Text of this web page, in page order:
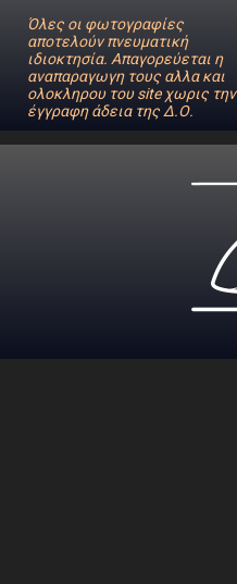
Όλες οι φωτογραφίες
αποτελούν πνευματική
ιδιοκτησία. Απαγορεύεται η
αναπαραγωγη τους αλλα και
ολοκληρου του site χωρις την
έγγραφη άδεια της Δ.Ο.